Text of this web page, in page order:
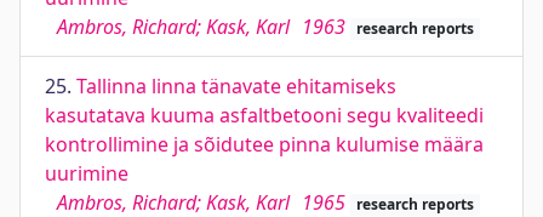
Ambros, Richard; Kask, Karl 1963 research reports
25. Tallinna linna tänavate ehitamiseks
kasutatava kuuma asfaltbetooni segu kvaliteedi
kontrollimine ja sõidutee pinna kulumise määra
uurimine
Ambros, Richard; Kask, Karl 1965 research reports